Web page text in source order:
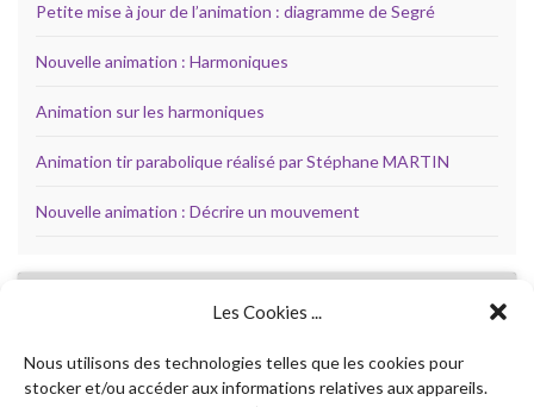
Les Cookies ...
Nous utilisons des technologies telles que les cookies pour
stocker et/ou accéder aux informations relatives aux appareils.
Petite mise à jour de l’animation : diagramme de Segré
Nouvelle animation : Harmoniques
Animation sur les harmoniques
Animation tir parabolique réalisé par Stéphane MARTIN
Nouvelle animation : Décrire un mouvement
pour
accepter